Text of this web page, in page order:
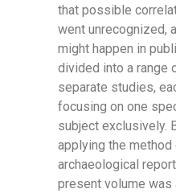
that possible
went unrecognized,
might happen in
divided into a range
separate studies,
focusing on one
subject exclusively.
applying the
archaeological
present volume was